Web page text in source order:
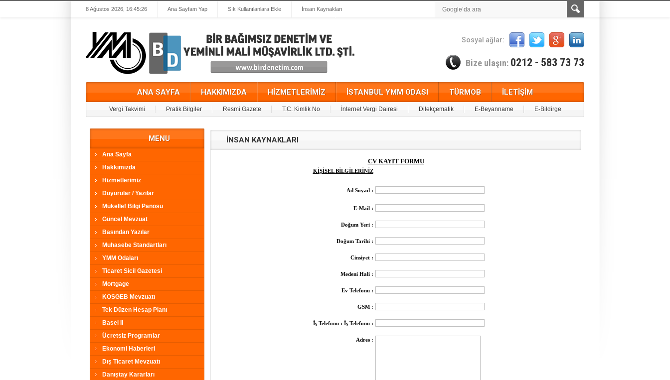
8 Ağustos 2026, 16:45:26 Ana Sayfam Yap Sık Kullanılanlara Ekle İnsan Kaynakları
Sosyal ağlar:
Bize ulaşın: 0212 - 583 73 73
ANA SAYFA HAKKIMIZDA HİZMETLERİMİZ İSTANBUL YMM ODASI TÜRMOB İLETİŞİM
Vergi Takvimi Pratik Bilgiler Resmi Gazete T.C. Kimlik No İnternet Vergi Dairesi Dilekçematik E-Beyanname E-Bildirge
MENU
Ana Sayfa
Hakkımızda
Hizmetlerimiz
Duyurular / Yazılar
Mükellef Bilgi Panosu
Güncel Mevzuat
Basından Yazılar
Muhasebe Standartları
YMM Odaları
Ticaret Sicil Gazetesi
Mortgage
KOSGEB Mevzuatı
Tek Düzen Hesap Planı
Basel II
Ücretsiz Programlar
Ekonomi Haberleri
Dış Ticaret Mevzuatı
Danıştay Kararları
İNSAN KAYNAKLARI
CV KAYIT FORMU
KİŞİSEL BİLGİLERİNİZ
Ad Soyad :
E-Mail :
Doğum Yeri :
Doğum Tarihi :
Cinsiyet :
Medeni Hali :
Ev Telefonu :
GSM :
İş Telefonu : İş Telefonu :
Adres :